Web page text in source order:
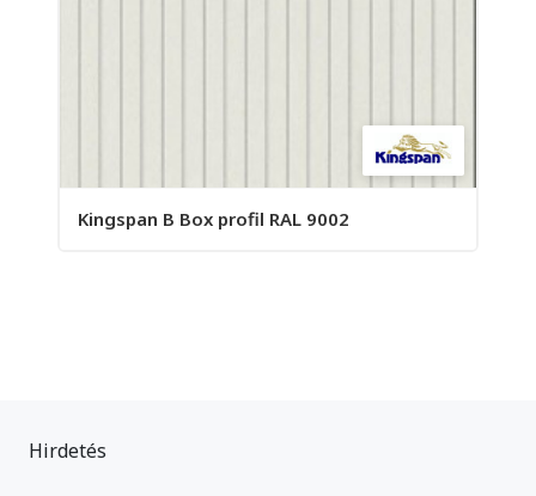
Kingspan B Box profil RAL 9002
Hirdetés